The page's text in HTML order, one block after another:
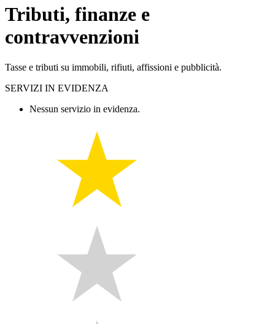
Tributi, finanze e
contravvenzioni
Tasse e tributi su immobili, rifiuti, affissioni e pubblicità.
SERVIZI IN EVIDENZA
Nessun servizio in evidenza.